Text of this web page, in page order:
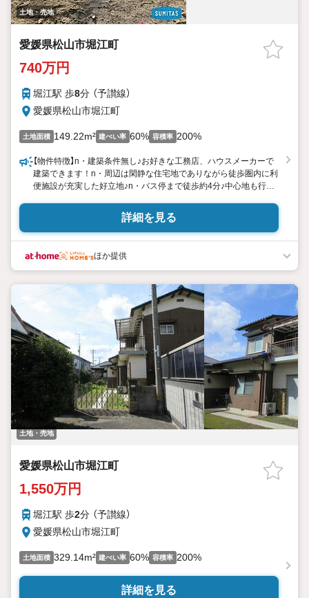
土地・売地
愛媛県松山市堀江町
740万円
堀江駅 歩8分 （予讃線）
愛媛県松山市堀江町
土地面積 149.22m² 建ぺい率 60% 容積率 200%
【物件特徴】n・建築条件無し♪お好きな工務店、ハウスメーカーで
建築できます！n・周辺は閑静な住宅地でありながら徒歩圏内に利
便施設が充実した好立地♪n・バス停まで徒歩約4分♪中心地も行く
のアクセス良好♪n・松山生協 堀江店まで約500ｍn・ファミリーマ
ート堀江町店まで約450ｍ詳細を見る
ほか提供
土地・売地
愛媛県松山市堀江町
1,550万円
堀江駅 歩2分 （予讃線）
愛媛県松山市堀江町
土地面積 329.14m² 建ぺい率 60% 容積率 200%
詳細を見る